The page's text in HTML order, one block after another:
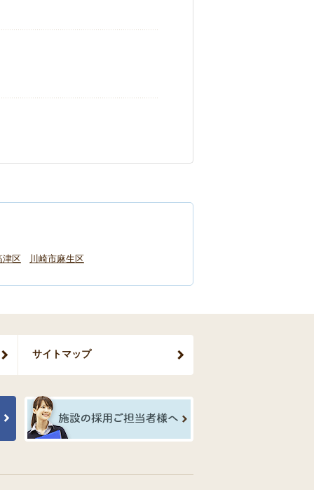
津区 川崎市麻生区
サイトマップ